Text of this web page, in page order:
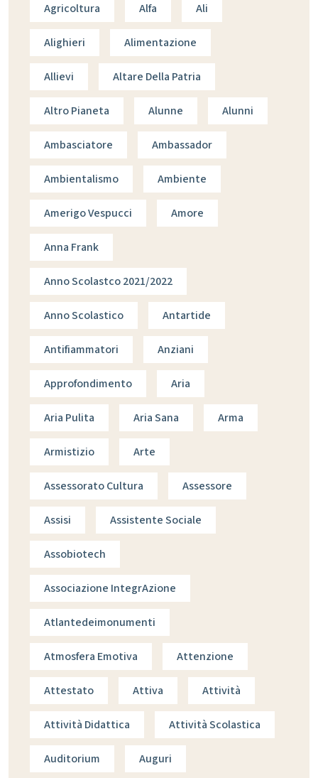
Agricoltura Alfa Ali
Alighieri Alimentazione
Allievi Altare Della Patria
Altro Pianeta Alunne Alunni
Ambasciatore Ambassador
Ambientalismo Ambiente
Amerigo Vespucci Amore
Anna Frank
Anno Scolastco 2021/2022
Anno Scolastico Antartide
Antifiammatori Anziani
Approfondimento Aria
Aria Pulita Aria Sana Arma
Armistizio Arte
Assessorato Cultura Assessore
Assisi Assistente Sociale
Assobiotech
Associazione IntegrAzione
Atlantedeimonumenti
Atmosfera Emotiva Attenzione
Attestato Attiva Attività
Attività Didattica Attività Scolastica
Auditorium Auguri